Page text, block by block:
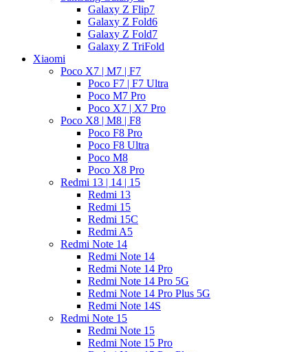
Galaxy Z Flip7
Galaxy Z Fold6
Galaxy Z Fold7
Galaxy Z TriFold
Xiaomi
Poco X7 | M7 | F7
Poco F7 | F7 Ultra
Poco M7 Pro
Poco X7 | X7 Pro
Poco X8 | M8 | F8
Poco F8 Pro
Poco F8 Ultra
Poco M8
Poco X8 Pro
Redmi 13 | 14 | 15
Redmi 13
Redmi 15
Redmi 15C
Redmi A5
Redmi Note 14
Redmi Note 14
Redmi Note 14 Pro
Redmi Note 14 Pro 5G
Redmi Note 14 Pro Plus 5G
Redmi Note 14S
Redmi Note 15
Redmi Note 15
Redmi Note 15 Pro